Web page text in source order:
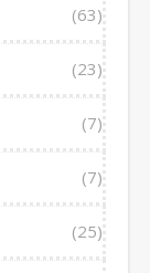
(63)
(23)
(7)
(7)
(25)